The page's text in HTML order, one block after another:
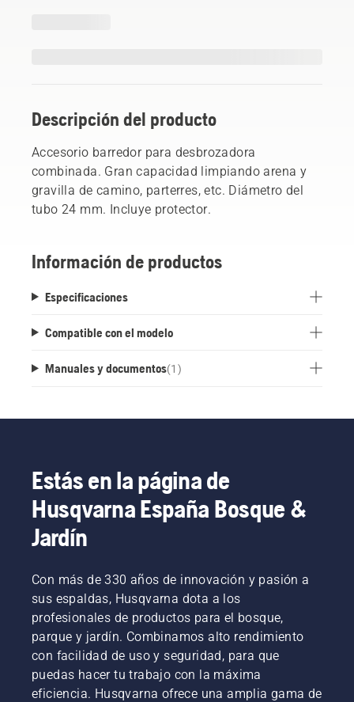
Descripción del producto
Accesorio barredor para desbrozadora
combinada. Gran capacidad limpiando arena y
gravilla de camino, parterres, etc. Diámetro del
tubo 24 mm. Incluye protector.
Información de productos
Especificaciones
Compatible con el modelo
Manuales y documentos(1 )
Estás en la página de
Husqvarna España Bosque &
Jardín
Con más de 330 años de innovación y pasión a
sus espaldas, Husqvarna dota a los
profesionales de productos para el bosque,
parque y jardín. Combinamos alto rendimiento
con facilidad de uso y seguridad, para que
puedas hacer tu trabajo con la máxima
eficiencia. Husqvarna ofrece una amplia gama de